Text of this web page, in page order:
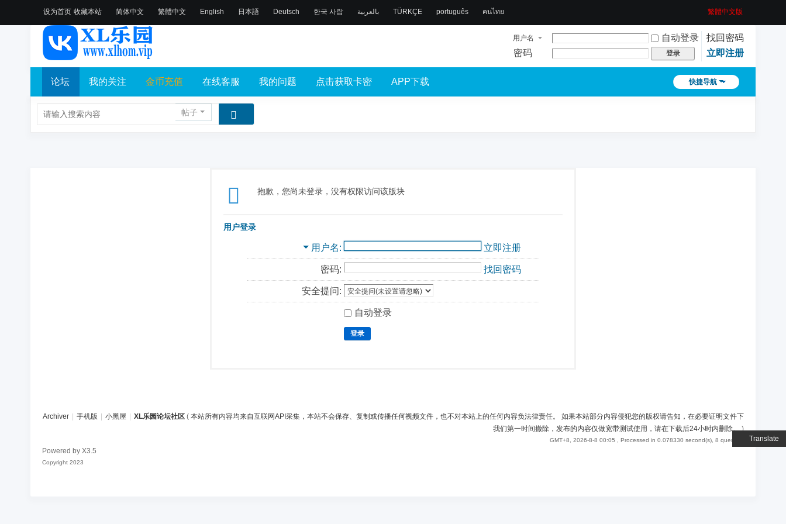
设为首页 收藏本站
Translate
简体中文 繁體中文 English 日本語 Deutsch 한국 사람 بالعربية TÜRKÇE português คนไทย 繁體中文版
用户名 自动登录
找回密码
密码
登录 立即注册
快捷导航
论坛 我的关注 金币充值 在线客服 我的问题 点击获取卡密 APP下载
帖子
抱歉，您尚未登录，没有权限访问该版块
用户登录
用户名 立即注册
密码: 找回密码
安全提问:
自动登录
登录
Archiver 手机版 小黑屋 XL乐园论坛社区 ( 本站所有内容均来自互联网API采集，本站不会保存、复制或传播任何视频文件，也不对本站上的任何内容负法律责任。 如果本站部分内容侵犯您的版权请告知，在必要证明文件下
我们第一时间撤除，发布的内容仅做宽带测试使用，请在下载后24小时内删除。)
GMT+8, 2026-8-8 00:05 , Processed in 0.078330 second(s), 8 queries .
Powered by X3.5
Copyright 2023